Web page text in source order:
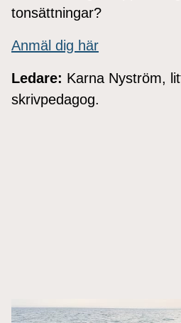
tonsättningar?
Anmäl dig här
Ledare: Karna Nyström,
skrivpedagog.